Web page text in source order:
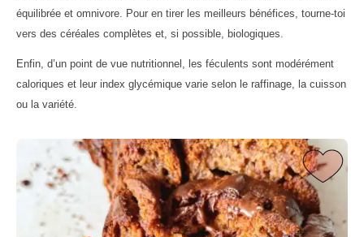
équilibrée et omnivore. Pour en tirer les meilleurs bénéfices, tourne-toi
vers des céréales complètes et, si possible, biologiques.
Enfin, d’un point de vue nutritionnel, les féculents sont modérément
caloriques et leur index glycémique varie selon le raffinage, la cuisson
ou la variété.